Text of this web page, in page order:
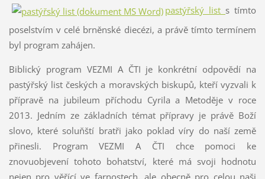
pastýřský list s tímto
poselstvím v celé brněnské diecézi, a právě tímto termínem
byl program zahájen.
Biblický program VEZMI A ČTI je konkrétní odpovědí na
pastýřský list českých a moravských biskupů, kteří vyzvali k
přípravě na jubileum příchodu Cyrila a Metoděje v roce
2013. Jedním ze základních témat přípravy je právě Boží
slovo, které soluňští bratři jako poklad víry do naší země
přinesli. Program VEZMI A ČTI chce pomoci ke
znovuobjevení tohoto bohatství, které má svoji hodnotu